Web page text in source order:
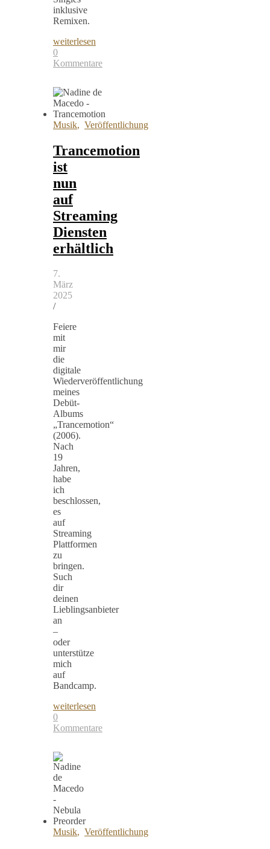
inklusive
Remixen.
weiterlesen
0
Kommentare
Musik, Veröffentlichung
Trancemotion
ist
nun
auf
Streaming
Diensten
erhältlich
7.
März
2025
/
Feiere
mit
mir
die
digitale
Wiederveröffentlichung
meines
Debüt-
Albums
„Trancemotion“
(2006).
Nach
19
Jahren,
habe
ich
beschlossen,
es
auf
Streaming
Plattformen
zu
bringen.
Such
dir
deinen
Lieblingsanbieter
an
–
oder
unterstütze
mich
auf
Bandcamp.
weiterlesen
0
Kommentare
Musik, Veröffentlichung